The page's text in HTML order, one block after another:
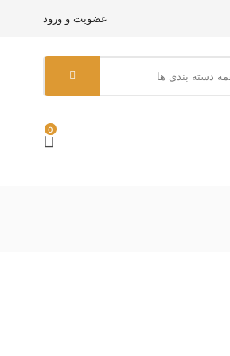
عضویت و ورود
0